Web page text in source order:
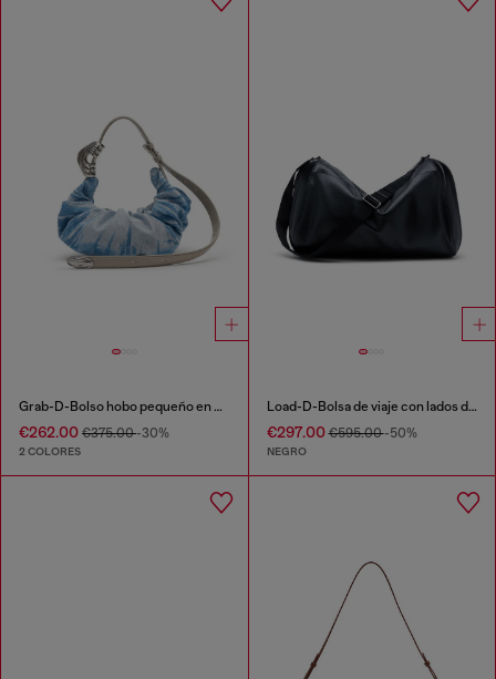
Grab-D-Bolso hobo pequeño en denim satinado arrugado
€262.00 €375.00-30%
2 COLORES
Load-D-Bolsa de viaje con lados de logo de carcasa rígida
€297.00€595.00-50%
NEGRO